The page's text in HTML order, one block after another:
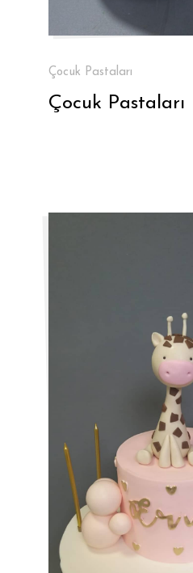
Çocuk Pastaları
Çocuk Pastaları